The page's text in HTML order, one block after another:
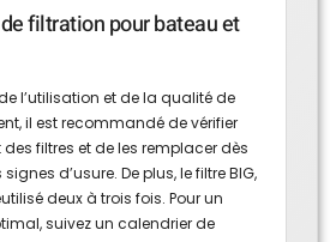
filtration pour bateau et
l’utilisation et de la qualité de
il est recommandé de vérifier
des filtres et de les remplacer dès
d’usure. De plus, le filtre BIG,
deux à trois fois. Pour un
suivez un calendrier de